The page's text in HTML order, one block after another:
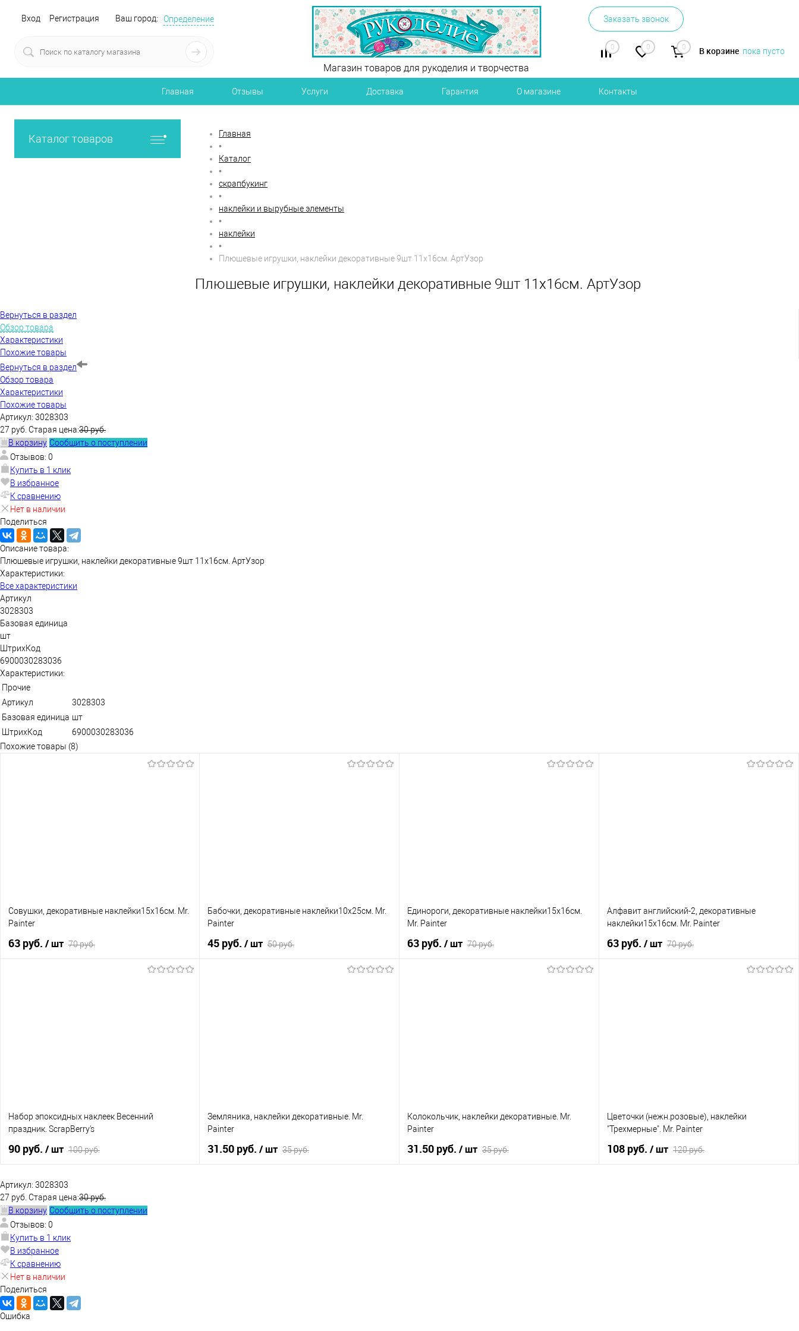
Вход Регистрация Ваш город: Определение Заказать звонок
0 0 0 В корзине пока пусто
Магазин товаров для рукоделия и творчества
Главная Отзывы Услуги Доставка Гарантия О магазине Контакты
Каталог товаров
Главная
•
Каталог
•
скрапбукинг
•
наклейки и вырубные элементы
•
наклейки
•
Плюшевые игрушки, наклейки декоративные 9шт 11х16см. АртУзор
Плюшевые игрушки, наклейки декоративные 9шт 11х16см. АртУзор
Вернуться в раздел
Обзор товара
Характеристики
Похожие товары
Вернуться в раздел
Обзор товара
Характеристики
Похожие товары
Артикул: 3028303
27 руб. Старая цена:30 руб.
В корзину Сообщить о поступлении
Отзывов: 0
Купить в 1 клик
В избранное
К сравнению
Нет в наличии
Поделиться
Описание товара:
Плюшевые игрушки, наклейки декоративные 9шт 11х16см. АртУзор
Характеристики:
Все характеристики
Артикул
3028303
Базовая единица
шт
ШтрихКод
6900030283036
Характеристики:
Прочие
Артикул
3028303
Базовая единица шт
ШтрихКод
6900030283036
Похожие товары (8)
Совушки, декоративные наклейки15х16см. Mr.
Painter
63 руб. / шт 70 руб.
Бабочки, декоративные наклейки10х25см. Mr.
Painter
45 руб. / шт 50 руб.
Единороги, декоративные наклейки15х16см.
Mr. Painter
63 руб. / шт 70 руб.
Алфавит английский-2, декоративные
наклейки15х16см. Mr. Painter
63 руб. / шт 70 руб.
Набор эпоксидных наклеек Весенний
праздник. ScrapBerry's
90 руб. / шт 100 руб.
Купить в 1 клик
К сравнению
В избранное
Земляника, наклейки декоративные. Mr.
Painter
31.50 руб. / шт 35 руб.
Колокольчик, наклейки декоративные. Mr.
Painter
31.50 руб. / шт 35 руб.
Цветочки (нежн.розовые), наклейки
"Трехмерные". Mr. Painter
108 руб. / шт 120 руб.
Артикул: 3028303
27 руб. Старая цена:30 руб.
В корзину Сообщить о поступлении
Отзывов: 0
Купить в 1 клик
В избранное
К сравнению
Нет в наличии
Поделиться
Ошибка